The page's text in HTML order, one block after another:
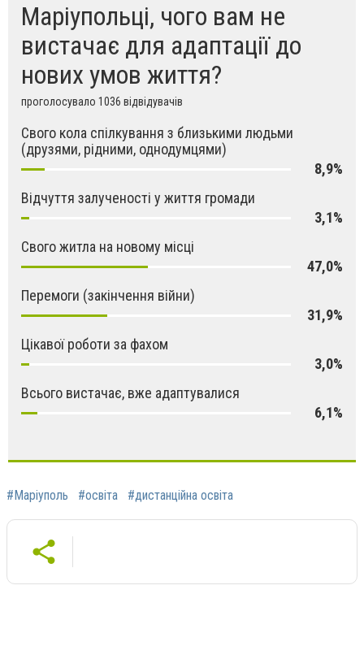
Маріупольці, чого вам не
вистачає для адаптації до
нових умов життя?
проголосувало 1036 відвідувачів
Свого кола спілкування з близькими людьми
(друзями, рідними, однодумцями)
8,9%
Відчуття залученості у життя громади
3,1%
Свого житла на новому місці
47,0%
Перемоги (закінчення війни)
31,9%
Цікавої роботи за фахом
3,0%
Всього вистачає, вже адаптувалися
6,1%
#Маріуполь #освіта #дистанційна освіта